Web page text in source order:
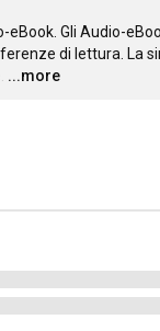
Gli Audio-
di lettura. La
…
...more